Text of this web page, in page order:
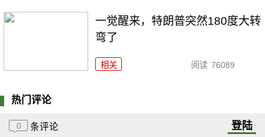
一觉醒来，特朗普突然180度大转
弯了
相关 阅读 76089
热门评论
0 条评论 登陆